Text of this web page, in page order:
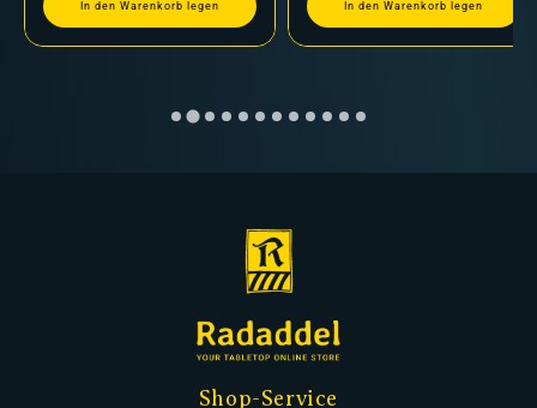
In den Warenkorb legen In den Warenkorb legen
Shop-Service